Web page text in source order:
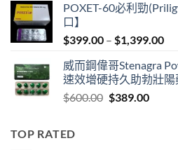
was:
is:
POXET-60必利勁
口】
$399.00 – $1,399.00
威而鋼偉哥Stenagra
速效增硬持久助勃壯
$600.00 Original
$389.00
TOP RATED